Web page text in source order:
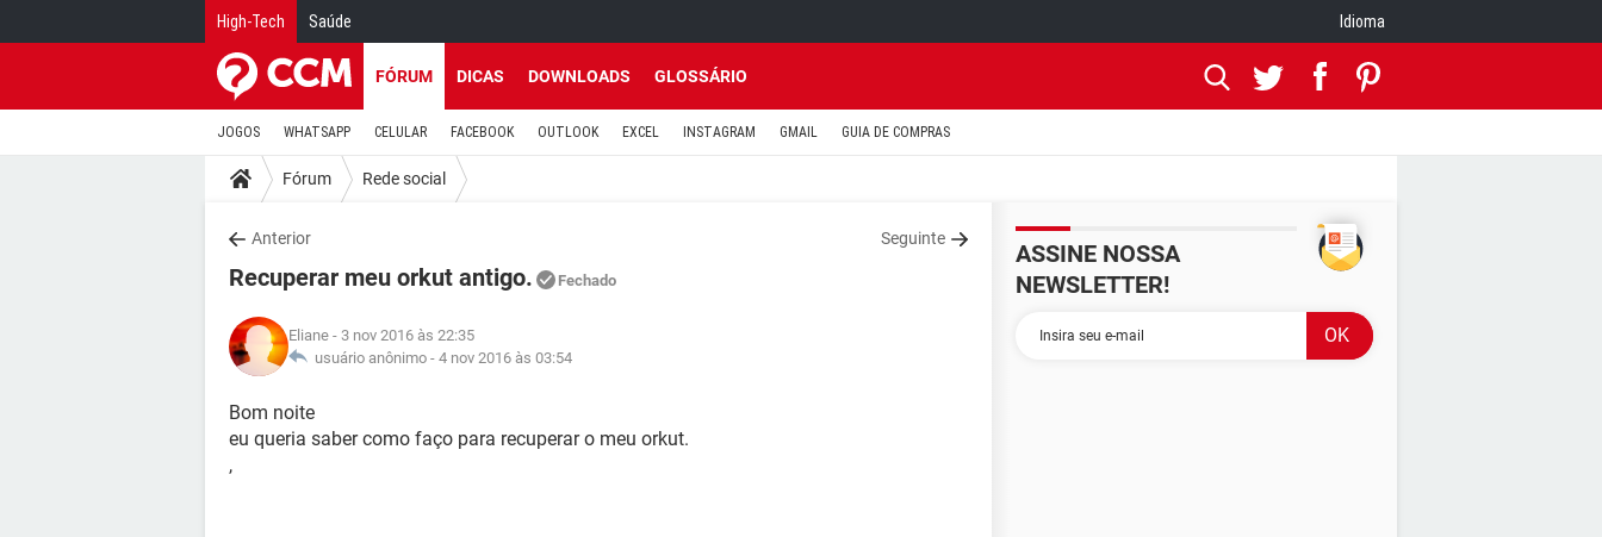
High-Tech Saúde Idioma
FÓRUM DICAS DOWNLOADS GLOSSÁRIO
JOGOS WHATSAPP CELULAR FACEBOOK OUTLOOK EXCEL INSTAGRAM GMAIL GUIA DE COMPRAS
Fórum Rede social
Anterior Seguinte
Recuperar meu orkut antigo. Fechado
Eliane - 3 nov 2016 às 22:35
usuário anônimo - 4 nov 2016 às 03:54
Bom noite
eu queria saber como faço para recuperar o meu orkut.
,
ASSINE NOSSA
NEWSLETTER!